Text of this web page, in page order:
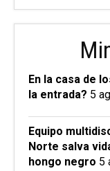
En la casa de
la entrada? 5
Equipo
Norte salva
hongo negro 5